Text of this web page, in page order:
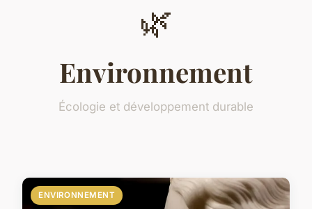
🌿
Environnement
Écologie et développement durable
ENVIRONNEMENT